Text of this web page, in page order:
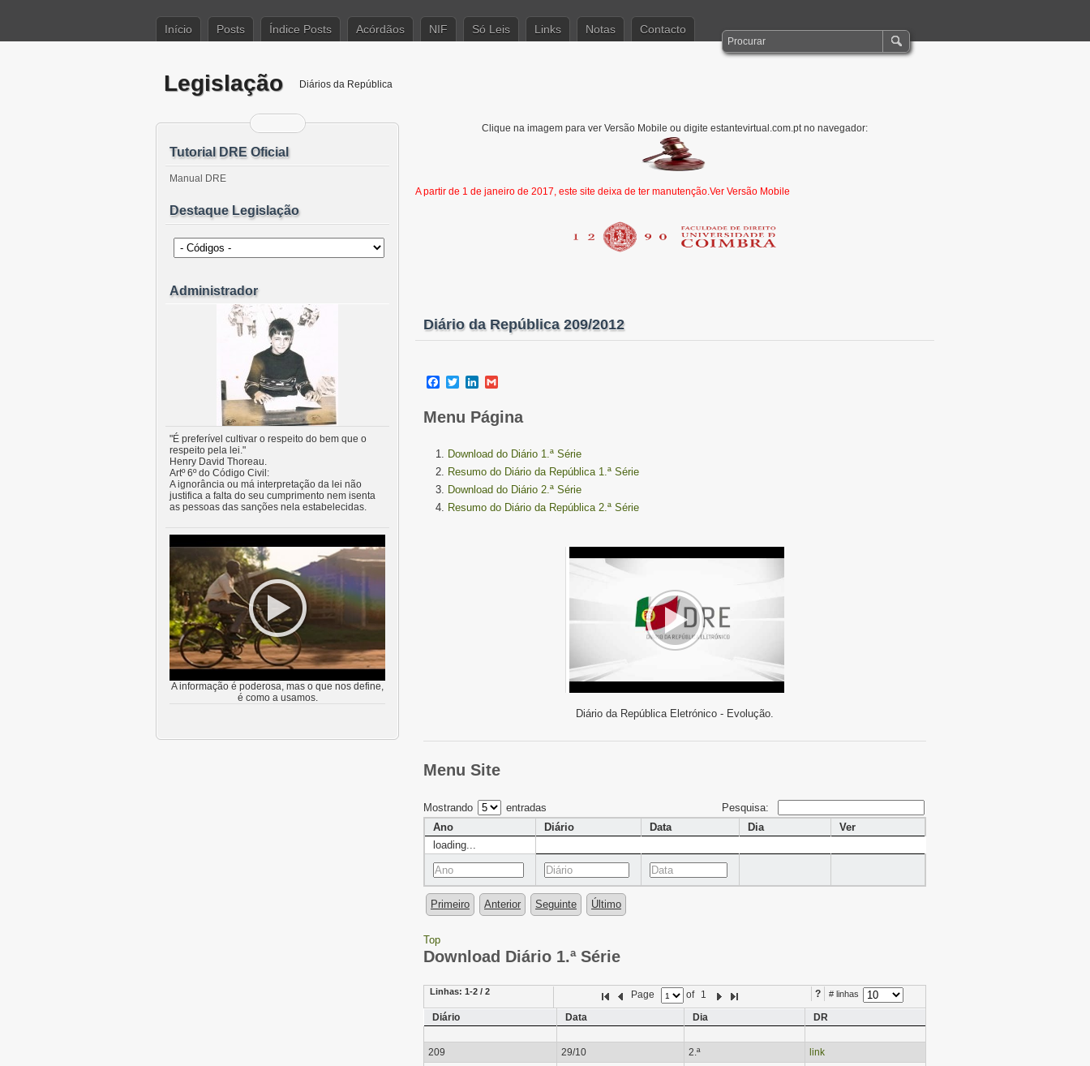
Início Posts Índice Posts Acórdãos NIF Só Leis Links Notas Contacto
Legislação Diários da República
Clique na imagem para ver Versão Mobile ou digite estantevirtual.com.pt no navegador:
A partir de 1 de janeiro de 2017, este site deixa de ter manutenção.Ver Versão Mobile
Diário da República 209/2012
Facebook
TwitterLinkedIn
Menu Página
Download do Diário 1.ª Série
Resumo do Diário da República 1.ª Série
Download do Diário 2.ª Série
Resumo do Diário da República 2.ª Série
Diário da República Eletrónico - Evolução.
Menu Site
Mostrando entradas
Pesquisa:
Ano
Diário Data Dia
Ver
loading...
Primeiro Anterior Seguinte Último
Top
Download Diário 1.ª Série
Linhas: 1-2 / 2 ? # linhas
Page of 1
Diário
Data Dia DR
209 29/10 2.ª
link
Tutorial DRE Oficial
Manual DRE
Destaque Legislação
Administrador
"É preferível cultivar o respeito do bem que o
respeito pela lei."
Henry David Thoreau.
Artº 6º do Código Civil:
A ignorância ou má interpretação da lei não
justifica a falta do seu cumprimento nem isenta
as pessoas das sanções nela estabelecidas.
A informação é poderosa, mas o que nos define,
é como a usamos.